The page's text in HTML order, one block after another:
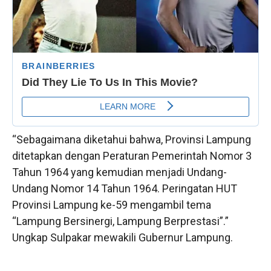
“Sebagaimana diketahui bahwa, Provinsi Lampung
ditetapkan dengan Peraturan Pemerintah Nomor 3
Tahun 1964 yang kemudian menjadi Undang-
Undang Nomor 14 Tahun 1964. Peringatan HUT
Provinsi Lampung ke-59 mengambil tema
“Lampung Bersinergi, Lampung Berprestasi”.”
Ungkap Sulpakar mewakili Gubernur Lampung.